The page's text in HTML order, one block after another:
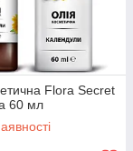
Flora Secret
60 мл